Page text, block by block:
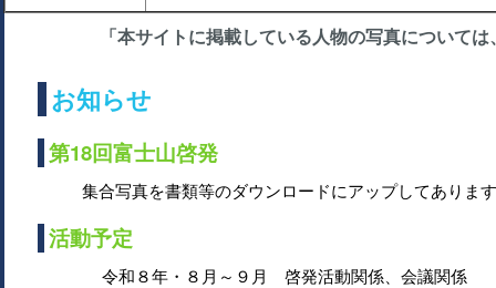
「本サイトに掲載している人物の写真について
お知らせ
第18回富士山啓発
集合写真を書類等のダウンロードにアップしてありま
活動予定
令和８年・８月～９月 啓発活動関係、会議関係